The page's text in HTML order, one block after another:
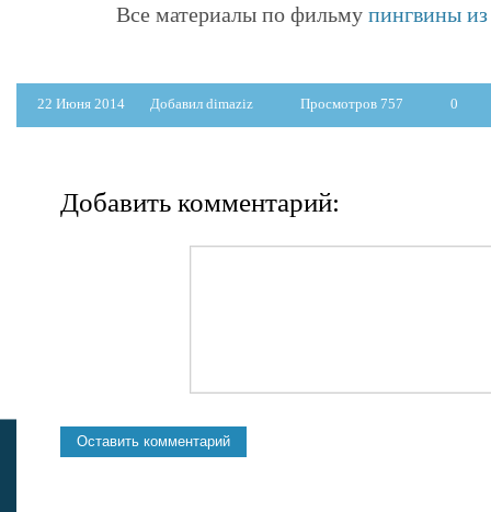
Все материалы по фильму пингвины
22 Июня 2014 Добавил dimaziz Просмотров 757 0
Добавить комментарий: